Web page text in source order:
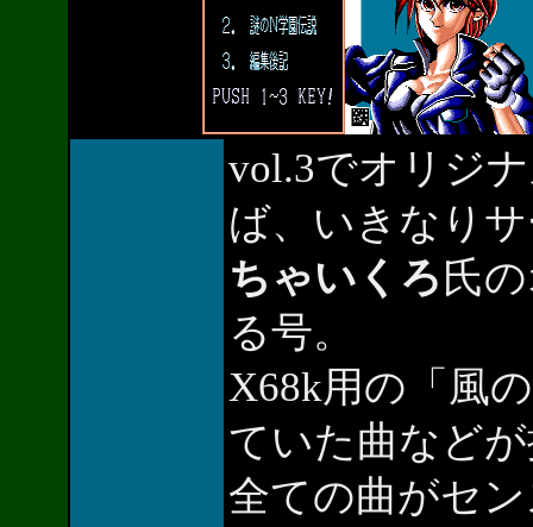
vol.3でオリジ
ば、いきなり
ちゃいくろ氏
る号。
X68k用の「風
ていた曲など
全ての曲がセ